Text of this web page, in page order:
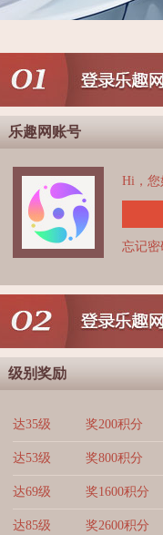
乐趣网账号
Hi，您
忘记密
级别奖励
达35级 奖200积分
达53级 奖800积分
达69级 奖1600积分
达85级 奖2600积分